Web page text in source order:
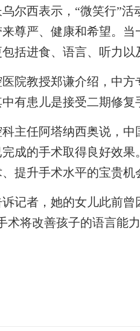
西表示，“微笑行”活
尊严、健康和希望。
括进食、语言、听力
教授郑谦介绍，中方
有患儿是接受二期修
任阿塔纳西奥说，中
成的手术取得良好效
提升手术水平的宝贵机
者，她的女儿此前曾
术将改善孩子的语言能